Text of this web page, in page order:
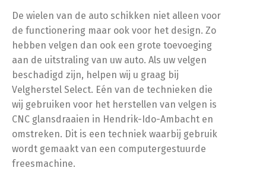
De wielen van de auto schikken niet alleen voor
de functionering maar ook voor het design. Zo
hebben velgen dan ook een grote toevoeging
aan de uitstraling van uw auto. Als uw velgen
beschadigd zijn, helpen wij u graag bij
Velgherstel Select. Eén van de technieken die
wij gebruiken voor het herstellen van velgen is
CNC glansdraaien in Hendrik-Ido-Ambacht en
omstreken. Dit is een techniek waarbij gebruik
wordt gemaakt van een computergestuurde
freesmachine.